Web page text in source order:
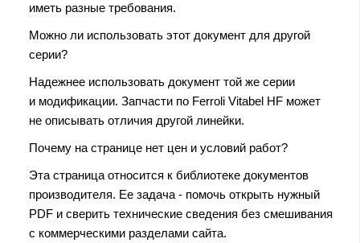
иметь разные требования.
Можно ли использовать этот документ для другой
серии?
Надежнее использовать документ той же серии
и модификации. Запчасти по Ferroli Vitabel HF может
не описывать отличия другой линейки.
Почему на странице нет цен и условий работ?
Эта страница относится к библиотеке документов
производителя. Ее задача - помочь открыть нужный
PDF и сверить технические сведения без смешивания
с коммерческими разделами сайта.